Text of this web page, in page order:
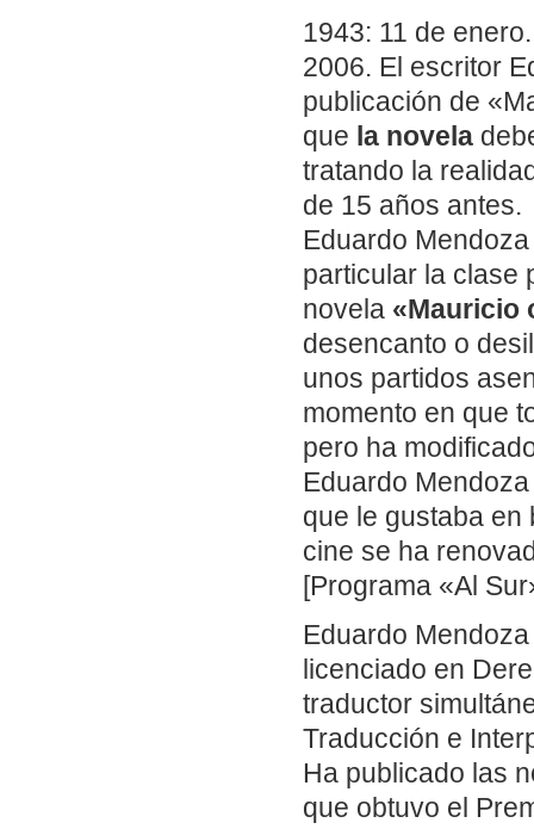
1943: 11 de
2006. El escritor
publicación de
que la novela
tratando la
de 15 años antes.
Eduardo
particular la clase
novela «Mauricio
desencanto o
unos partidos
momento en que
pero ha
Eduardo
que le gustaba
cine se ha
[Programa «Al
Eduardo
licenciado en
traductor
Traducción e
Ha publicado las
que obtuvo el